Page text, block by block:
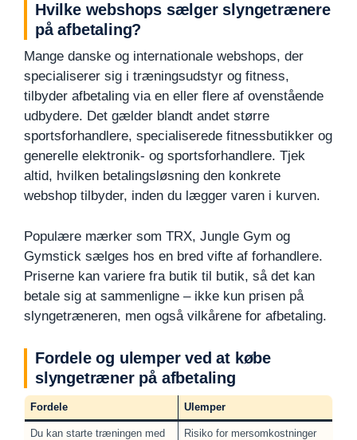
Hvilke webshops sælger slyngetrænere
på afbetaling?
Mange danske og internationale webshops, der
specialiserer sig i træningsudstyr og fitness,
tilbyder afbetaling via en eller flere af ovenstående
udbydere. Det gælder blandt andet større
sportsforhandlere, specialiserede fitnessbutikker og
generelle elektronik- og sportsforhandlere. Tjek
altid, hvilken betalingsløsning den konkrete
webshop tilbyder, inden du lægger varen i kurven.
Populære mærker som TRX, Jungle Gym og
Gymstick sælges hos en bred vifte af forhandlere.
Priserne kan variere fra butik til butik, så det kan
betale sig at sammenligne – ikke kun prisen på
slyngetræneren, men også vilkårene for afbetaling.
Fordele og ulemper ved at købe
slyngetræner på afbetaling
Fordele Ulemper
Du kan starte træningen med
Risiko for mersomkostninger